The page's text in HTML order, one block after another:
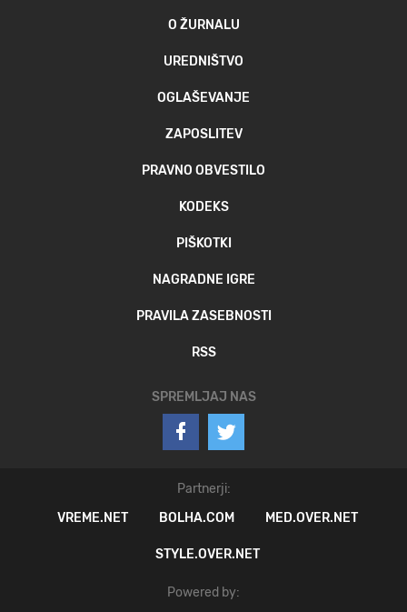
O ŽURNALU
UREDNIŠTVO
OGLAŠEVANJE
ZAPOSLITEV
PRAVNO OBVESTILO
KODEKS
PIŠKOTKI
NAGRADNE IGRE
PRAVILA ZASEBNOSTI
RSS
SPREMLJAJ NAS
Partnerji:
VREME.NET
BOLHA.COM MED.OVER.NET
STYLE.OVER.NET
Powered by: